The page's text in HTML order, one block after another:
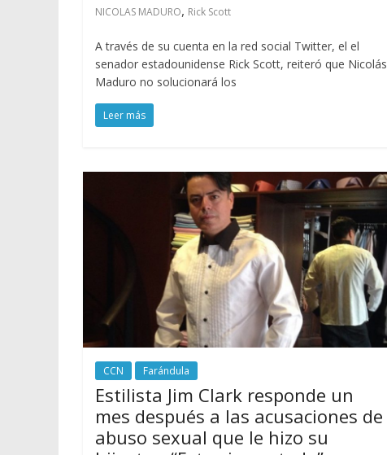
NICOLAS MADURO, Rick Scott
A través de su cuenta en la red social Twitter, el el
senador estadounidense Rick Scott, reiteró que Nicolás
Maduro no solucionará los
Leer más
CCN Farándula
Estilista Jim Clark responde un
mes después a las acusaciones de
abuso sexual que le hizo su